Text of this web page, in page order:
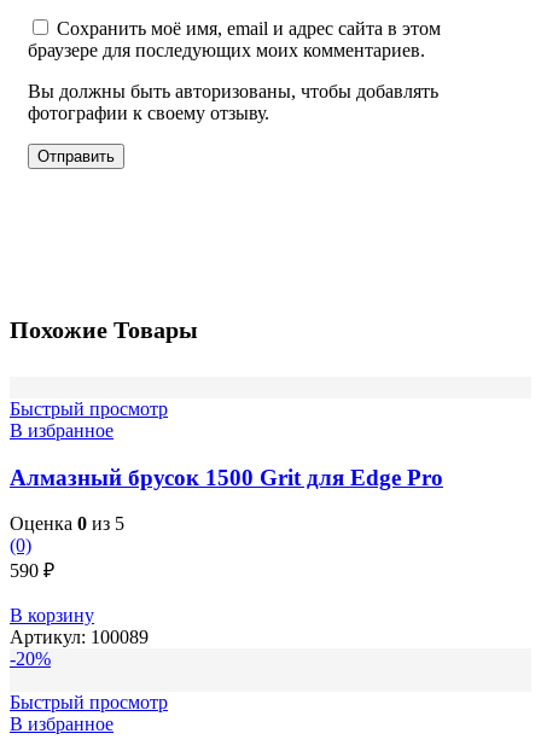
Сохранить моё имя, email и адрес сайта в этом
браузере для последующих моих комментариев.
Вы должны быть авторизованы, чтобы добавлять
фотографии к своему отзыву.
Похожие Товары
Быстрый просмотр
В избранное
Алмазный брусок 1500 Grit для Edge Pro
Оценка 0 из 5
(0)
590 ₽
В корзину
Артикул: 100089
-20%
Быстрый просмотр
В избранное